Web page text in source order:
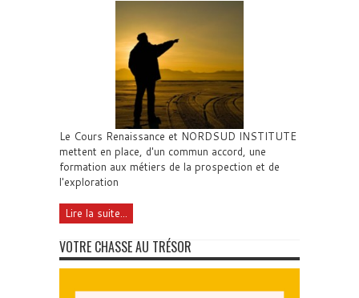
Le Cours Renaissance et NORDSUD INSTITUTE
mettent en place, d'un commun accord, une
formation aux métiers de la prospection et de
l'exploration
Lire la suite...
VOTRE CHASSE AU TRÉSOR